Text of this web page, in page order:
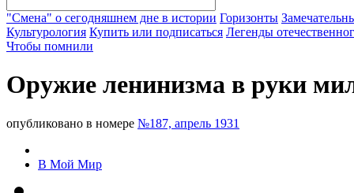
"Смена" о сегодняшнем дне в истории Горизонты
Культурология Купить или подписаться Легенды
Чтобы помнили
Оружие ленинизма в руки
опубликовано в номере №187, апрель 1931
В Мой Мир